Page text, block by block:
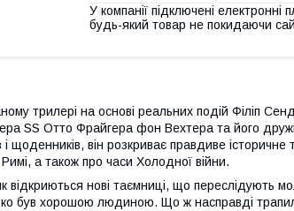
У компанії підключені
будь-який товар не покидаючи
трилері на основі реальних подій Філіп
SS Отто Фрайгера фон Вехтера та його
і щоденників, він розкриває правдиве
а також про часи Холодної війни.
відкриються нові таємниці, що переслідують
був хорошою людиною. Що ж насправді